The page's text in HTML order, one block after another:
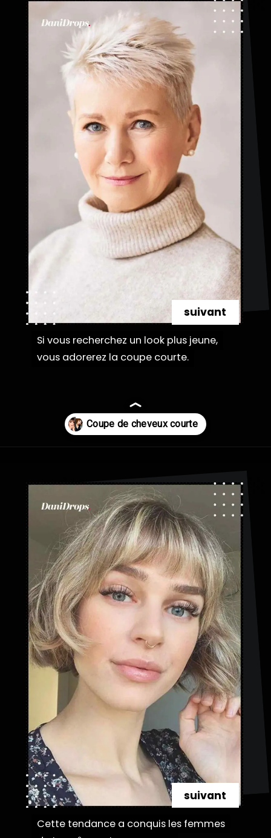
Si vous recherchez un look plus jeune,
vous adorerez la coupe courte.
Si vous recherchez un look plus jeune,
vous adorerez la coupe courte.
suivant
Cette tendance a conquis les femmes
Cette tendance a conquis les femmes
suivant